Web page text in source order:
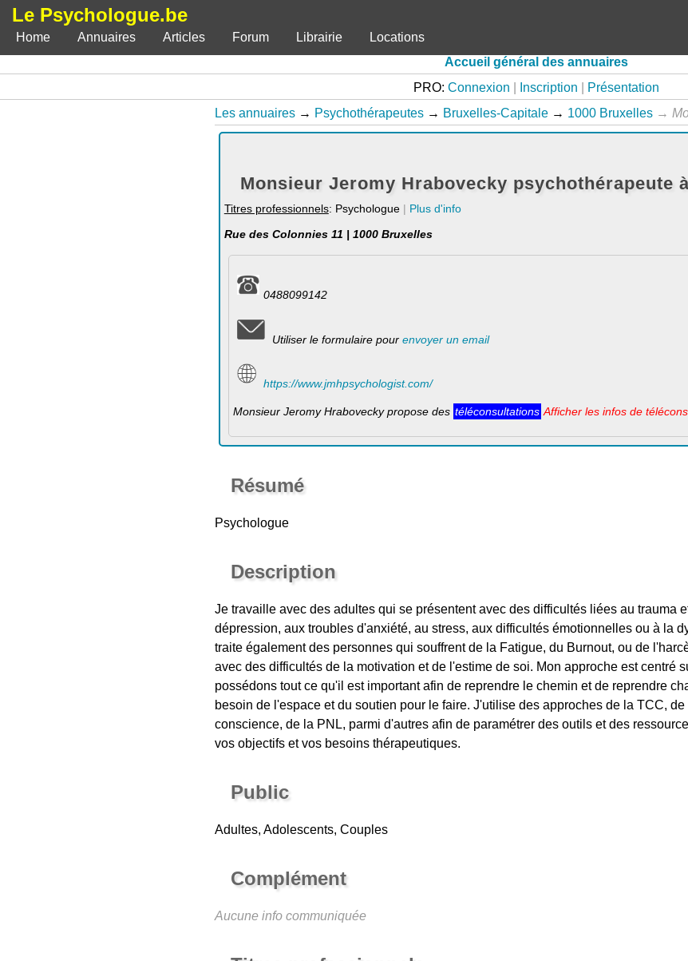
Le Psychologue.be
Home
Annuaires Articles Forum Librairie
Locations
Accueil général des annuaires
PRO: Connexion Inscription
Présentation
Les annuaires → Psychothérapeutes → Bruxelles-Capitale → 1000 Bruxelles →
Monsieur Jeromy Hrabovecky psychothérapeute
Titres professionnels: Psychologue | Plus d'info
Rue des Colonnies 11 | 1000 Bruxelles
0488099142
Utiliser le formulaire pourenvoyer un email
https://www.jmhpsychologist.com/
Monsieur Jeromy Hrabovecky propose des téléconsultations Afficher les infos de
Résumé
Psychologue
Description
Je travaille avec des adultes qui se présentent avec des difficultés liées au trauma
dépression, aux troubles d'anxiété, au stress, aux difficultés émotionnelles ou à la
traite également des personnes qui souffrent de la Fatigue, du Burnout, ou de
avec des difficultés de la motivation et de l'estime de soi. Mon approche est centré
possédons tout ce qu'il est important afin de reprendre le chemin et de reprendre
besoin de l'espace et du soutien pour le faire. J'utilise des approches de la TCC,
conscience, de la PNL, parmi d'autres afin de paramétrer des outils et des
vos objectifs et vos besoins thérapeutiques.
Public
Adultes, Adolescents, Couples
Complément
Aucune info communiquée